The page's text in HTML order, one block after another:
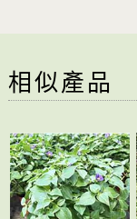
相似產品